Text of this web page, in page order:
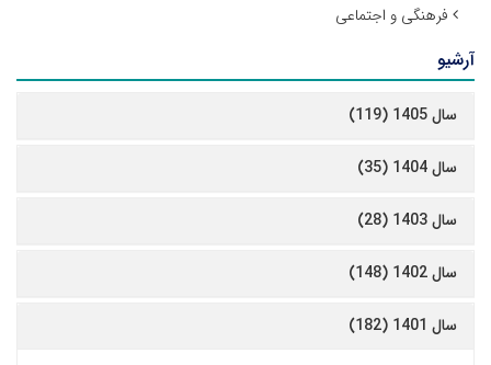
فرهنگی و اجتماعی
آرشیو
سال 1405 (119)
سال 1404 (35)
سال 1403 (28)
سال 1402 (148)
سال 1401 (182)